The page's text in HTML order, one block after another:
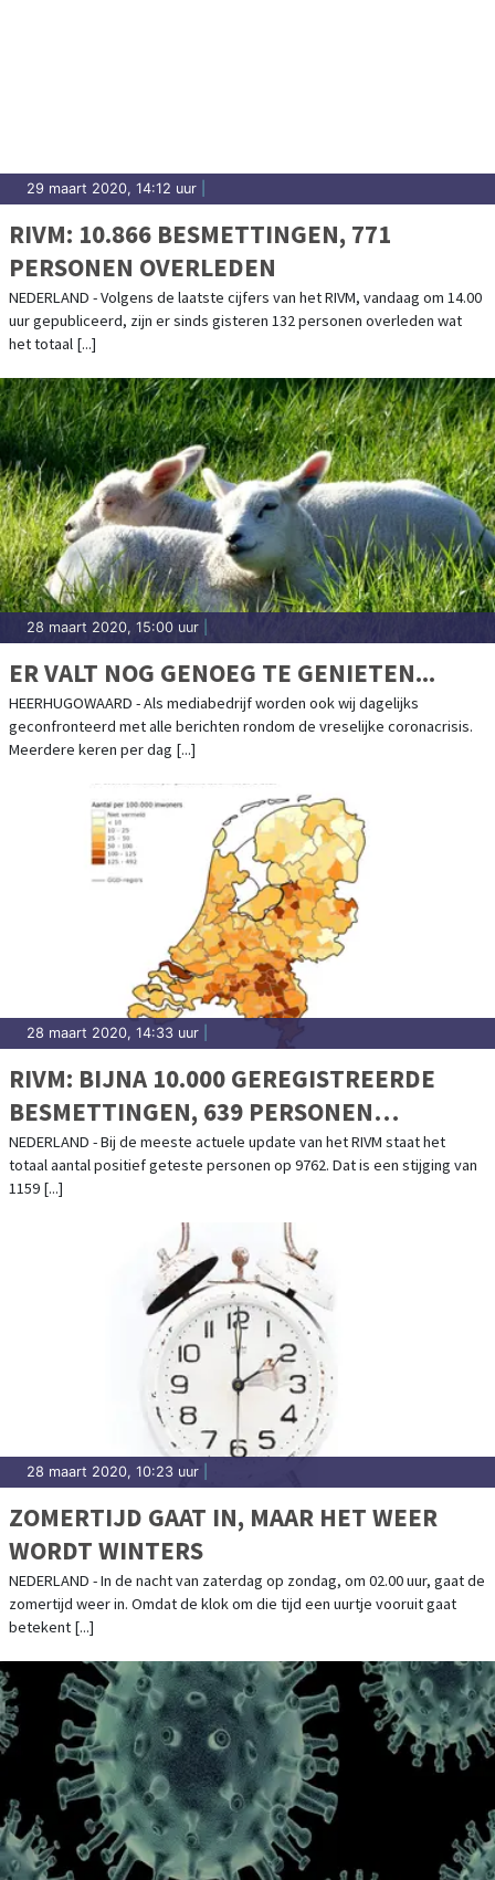
29 maart 2020, 14:12 uur
RIVM: 10.866 BESMETTINGEN, 771
PERSONEN OVERLEDEN
NEDERLAND - Volgens de laatste cijfers van het RIVM, vandaag om 14.00
uur gepubliceerd, zijn er sinds gisteren 132 personen overleden wat
het totaal [...]
28 maart 2020, 15:00 uur
ER VALT NOG GENOEG TE GENIETEN...
HEERHUGOWAARD - Als mediabedrijf worden ook wij dagelijks
geconfronteerd met alle berichten rondom de vreselijke coronacrisis.
Meerdere keren per dag [...]
28 maart 2020, 14:33 uur
RIVM: BIJNA 10.000 GEREGISTREERDE
BESMETTINGEN, 639 PERSONEN
OVERLEDEN
NEDERLAND - Bij de meeste actuele update van het RIVM staat het
totaal aantal positief geteste personen op 9762. Dat is een stijging van
1159 [...]
28 maart 2020, 10:23 uur
ZOMERTIJD GAAT IN, MAAR HET WEER
WORDT WINTERS
NEDERLAND - In de nacht van zaterdag op zondag, om 02.00 uur, gaat de
zomertijd weer in. Omdat de klok om die tijd een uurtje vooruit gaat
betekent [...]